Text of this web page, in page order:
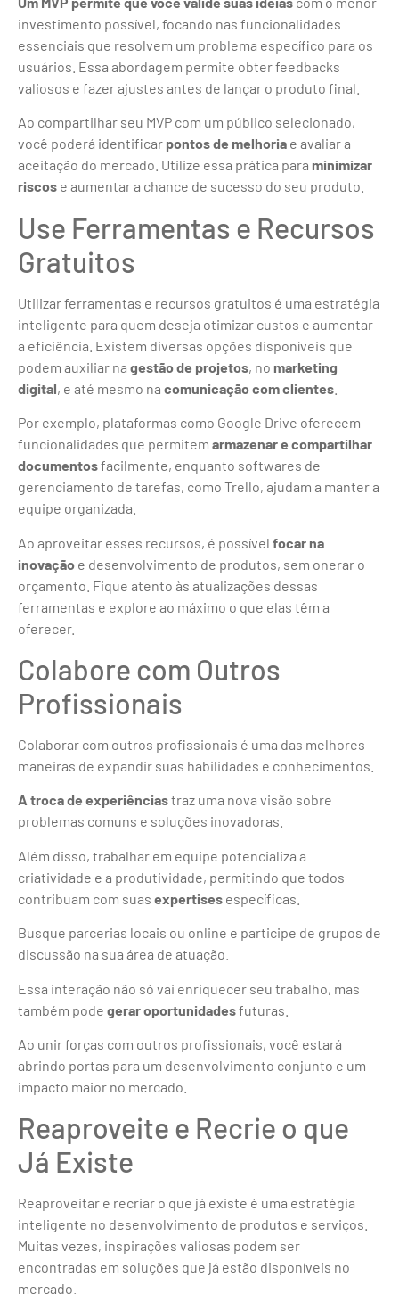
investimento possível, focando nas funcionalidades
essenciais que resolvem um problema específico para os
usuários. Essa abordagem permite obter feedbacks
valiosos e fazer ajustes antes de lançar o produto final.
Ao compartilhar seu MVP com um público selecionado,
você poderá identificar pontos de melhoria e avaliar a
aceitação do mercado. Utilize essa prática para minimizar
riscos e aumentar a chance de sucesso do seu produto.
Use Ferramentas e Recursos
Gratuitos
Utilizar ferramentas e recursos gratuitos é uma estratégia
inteligente para quem deseja otimizar custos e aumentar
a eficiência. Existem diversas opções disponíveis que
podem auxiliar na gestão de projetos, no marketing
digital, e até mesmo na comunicação com clientes
Por exemplo, plataformas como Google Drive oferecem
funcionalidades que permitem armazenar e compartilhar
documentosfacilmente, enquanto softwares de
gerenciamento de tarefas, como Trello, ajudam a manter a
equipe organizada.
Ao aproveitar esses recursos, é possível focar na
inovação e desenvolvimento de produtos, sem onerar o
orçamento. Fique atento às atualizações dessas
ferramentas e explore ao máximo o que elas têm a
oferecer.
Colabore com Outros
Profissionais
Colaborar com outros profissionais é uma das melhores
maneiras de expandir suas habilidades e conhecimentos.
A troca de experiênciastraz uma nova visão sobre
problemas comuns e soluções inovadoras.
Além disso, trabalhar em equipe potencializa a
criatividade e a produtividade, permitindo que todos
contribuam com suas expertises específicas.
Busque parcerias locais ou online e participe de grupos de
discussão na sua área de atuação.
Essa interação não só vai enriquecer seu trabalho, mas
também pode gerar oportunidadesfuturas.
Ao unir forças com outros profissionais, você estará
abrindo portas para um desenvolvimento conjunto e um
impacto maior no mercado.
Reaproveite e Recrie o que
Já Existe
Reaproveitar e recriar o que já existe é uma estratégia
inteligente no desenvolvimento de produtos e serviços.
Muitas vezes, inspirações valiosas podem ser
encontradas em soluções que já estão disponíveis no
mercado.